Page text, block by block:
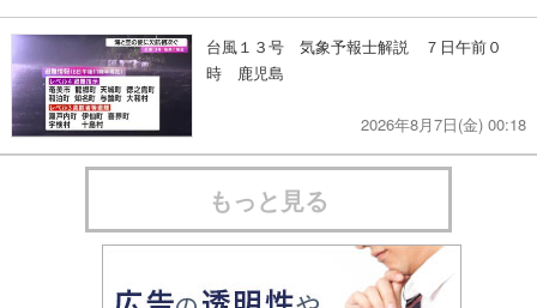
台風１３号 気象予報士解説 ７日午前０
時 鹿児島
2026年8月7日(金) 00:18
もっと見る